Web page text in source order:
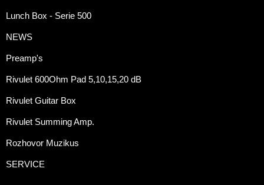
Lunch Box - Serie 500
NEWS
Preamp's
Rivulet 600Ohm Pad 5,10,15,20 dB
Rivulet Guitar Box
Rivulet Summing Amp.
Rozhovor Muzikus
SERVICE